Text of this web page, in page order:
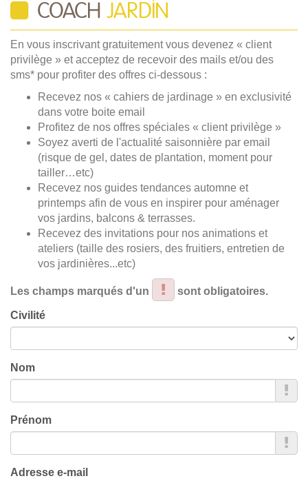
COACH JARDIN
En vous inscrivant gratuitement vous devenez « client
privilège » et acceptez de recevoir des mails et/ou des
sms* pour profiter des offres ci-dessous :
Recevez nos « cahiers de jardinage » en exclusivité
dans votre boite email
Profitez de nos offres spéciales « client privilège »
Soyez averti de l'actualité saisonnière par email
(risque de gel, dates de plantation, moment pour
tailler…etc)
Recevez nos guides tendances automne et
printemps afin de vous en inspirer pour aménager
vos jardins, balcons & terrasses.
Recevez des invitations pour nos animations et
ateliers (taille des rosiers, des fruitiers, entretien de
vos jardinières...etc)
Les champs marqués d'un sont obligatoires.
Civilité
Nom
Prénom
Adresse e-mail